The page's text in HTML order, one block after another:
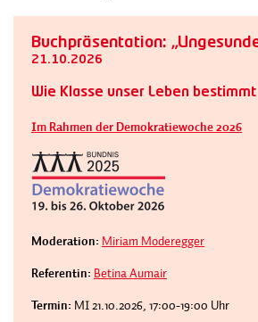
Buchpräsentation:
21.10.2026
Wie Klasse unser Leben bestimmt
Im Rahmen der Demokratiewoche 2026
Moderation: Miriam Moderegger
Referentin: Betina Aumair
Termin: MI 21.10.2026, 17:00-19:00 Uhr